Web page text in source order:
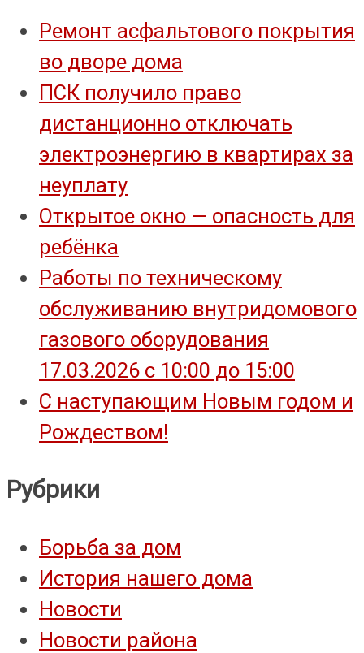
Ремонт асфальтового покрытия
во дворе дома
ПСК получило право
дистанционно отключать
электроэнергию в квартирах за
неуплату
Открытое окно — опасность для
ребёнка
Работы по техническому
обслуживанию внутридомового
газового оборудования
17.03.2026 с 10:00 до 15:00
С наступающим Новым годом и
Рождеством!
Рубрики
Борьба за дом
История нашего дома
Новости
Новости района